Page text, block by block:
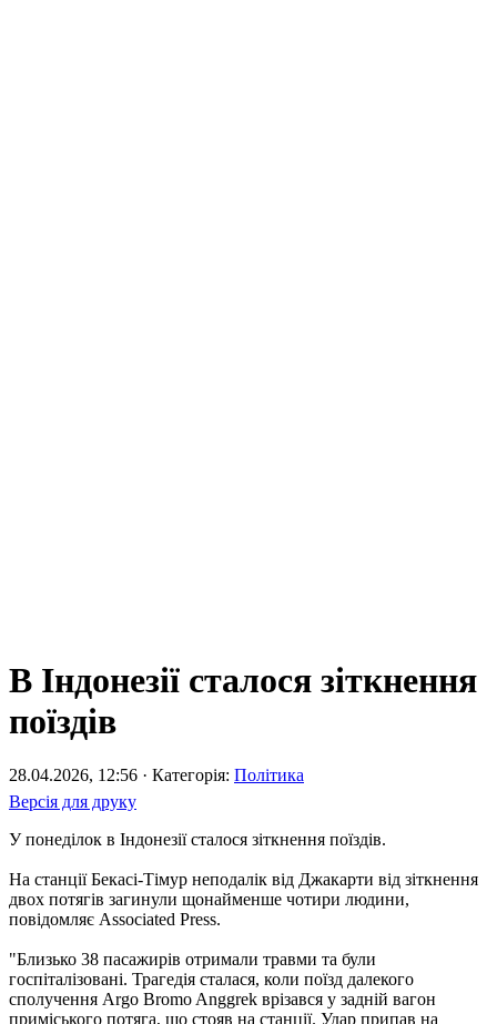
В Індонезії сталося зіткнення
поїздів
28.04.2026, 12:56 · Категорія: Політика
Версія для друку
У понеділок в Індонезії сталося зіткнення поїздів.
На станції Бекасі-Тімур неподалік від Джакарти від зіткнення
двох потягів загинули щонайменше чотири людини,
повідомляє Associated Press.
"Близько 38 пасажирів отримали травми та були
госпіталізовані. Трагедія сталася, коли поїзд далекого
сполучення Argo Bromo Anggrek врізався у задній вагон
приміського потяга, що стояв на станції. Удар припав на